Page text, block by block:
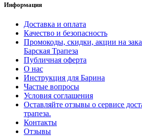
Информация
Доставка и оплата
Качество и безопасность
Промокоды, скидки, акции на
Барская Трапеза
Публичная оферта
О нас
Инструкция для Барина
Частые вопросы
Условия соглашения
Оставляйте отзывы о сервисе
трапеза.
Контакты
Отзывы